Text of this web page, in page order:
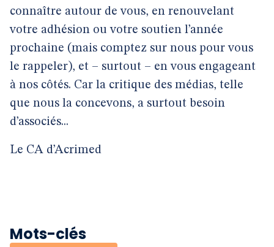
connaître autour de vous, en renouvelant
votre adhésion ou votre soutien l’année
prochaine (mais comptez sur nous pour vous
le rappeler), et – surtout – en vous engageant
à nos côtés. Car la critique des médias, telle
que nous la concevons, a surtout besoin
d’associés...
Le CA d’Acrimed
Mots-clés